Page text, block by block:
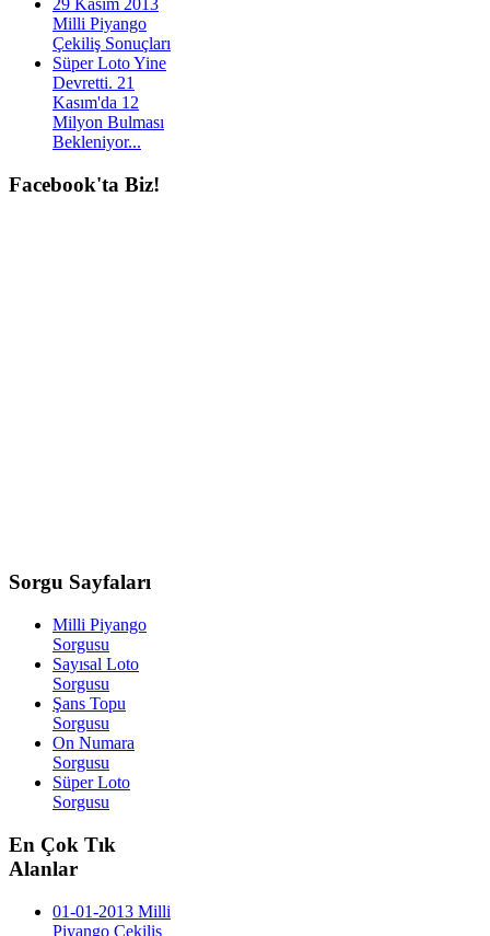
29 Kasım 2013
Milli Piyango
Çekiliş Sonuçları
Süper Loto Yine
Devretti. 21
Kasım'da 12
Milyon Bulması
Bekleniyor...
Facebook'ta Biz!
Sorgu Sayfaları
Milli Piyango
Sorgusu
Sayısal Loto
Sorgusu
Şans Topu
Sorgusu
On Numara
Sorgusu
Süper Loto
Sorgusu
En Çok Tık
Alanlar
01-01-2013 Milli
Piyango Çekiliş